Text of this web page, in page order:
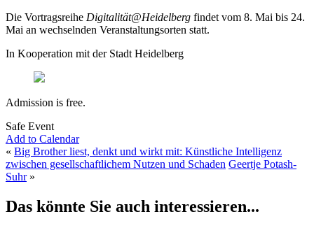
Die Vortragsreihe Digitalität@Heidelberg findet vom 8. Mai bis 24.
Mai an wechselnden Veranstaltungsorten statt.
In Kooperation mit der Stadt Heidelberg
Admission is free.
Safe Event
Add to Calendar
« Big Brother liest, denkt und wirkt mit: Künstliche Intelligenz
zwischen gesellschaftlichem Nutzen und Schaden Geertje Potash-
Suhr»
Das könnte Sie auch interessieren...